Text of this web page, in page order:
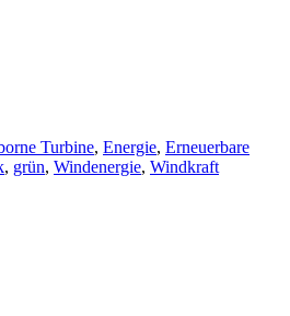
Turbine, Energie, Erneuerbare
, grün, Windenergie, Windkraft